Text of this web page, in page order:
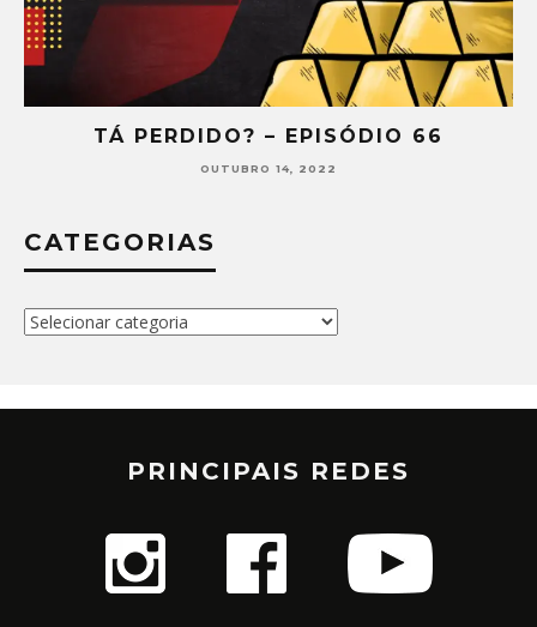
TÁ PERDIDO? – EPISÓDIO 66
OUTUBRO 14, 2022
CATEGORIAS
Categorias
PRINCIPAIS REDES